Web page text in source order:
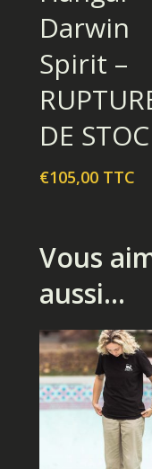
Darwin
Spirit –
DE
€105,00 TTC
Vous
aussi…